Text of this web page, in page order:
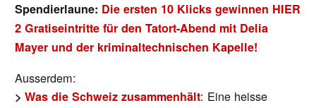
Spendierlaune: Die ersten 10 Klicks gewinnen HIER
2 Gratiseintritte für den Tatort-Abend mit Delia
Mayer und der kriminaltechnischen Kapelle!
Ausserdem:
>Was die Schweiz zusammenhält: Eine heisse